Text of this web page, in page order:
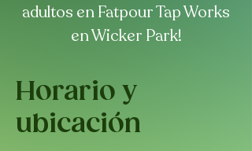
adultos en Fatpour Tap Works
en Wicker Park!
Horario y
ubicación